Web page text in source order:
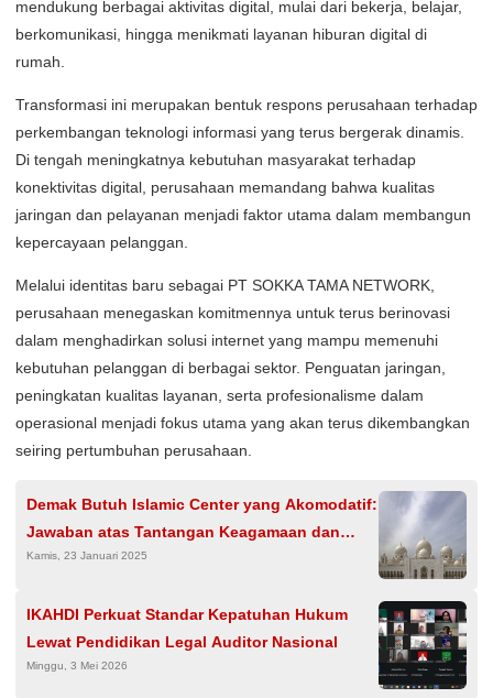
mendukung berbagai aktivitas digital, mulai dari bekerja, belajar,
berkomunikasi, hingga menikmati layanan hiburan digital di
rumah.
Transformasi ini merupakan bentuk respons perusahaan terhadap
perkembangan teknologi informasi yang terus bergerak dinamis.
Di tengah meningkatnya kebutuhan masyarakat terhadap
konektivitas digital, perusahaan memandang bahwa kualitas
jaringan dan pelayanan menjadi faktor utama dalam membangun
kepercayaan pelanggan.
Melalui identitas baru sebagai PT SOKKA TAMA NETWORK,
perusahaan menegaskan komitmennya untuk terus berinovasi
dalam menghadirkan solusi internet yang mampu memenuhi
kebutuhan pelanggan di berbagai sektor. Penguatan jaringan,
peningkatan kualitas layanan, serta profesionalisme dalam
operasional menjadi fokus utama yang akan terus dikembangkan
seiring pertumbuhan perusahaan.
Demak Butuh Islamic Center yang Akomodatif:
Jawaban atas Tantangan Keagamaan dan
Sosial Masyarakat
Kamis, 23 Januari 2025
IKAHDI Perkuat Standar Kepatuhan Hukum
Lewat Pendidikan Legal Auditor Nasional
Minggu, 3 Mei 2026